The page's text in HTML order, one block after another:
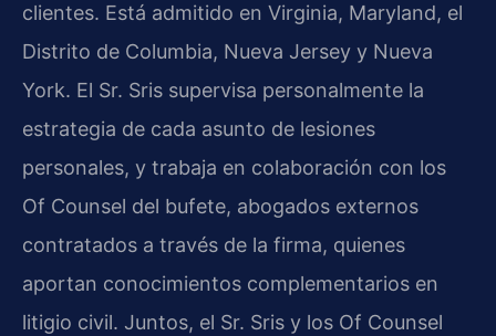
clientes. Está admitido en Virginia, Maryland, el
Distrito de Columbia, Nueva Jersey y Nueva
York. El Sr. Sris supervisa personalmente la
estrategia de cada asunto de lesiones
personales, y trabaja en colaboración con los
Of Counsel del bufete, abogados externos
contratados a través de la firma, quienes
aportan conocimientos complementarios en
litigio civil. Juntos, el Sr. Sris y los Of Counsel